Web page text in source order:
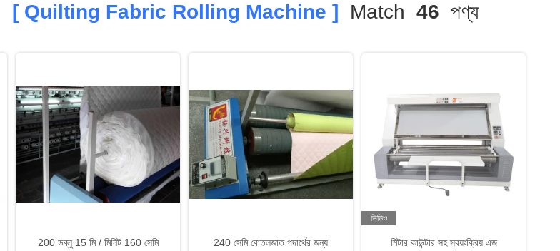
[ Quilting Fabric Rolling Machine ] Match 46 পণ্য
200 ডব্লু 15 মি / মিনিট 160 সেমি
240 সেমি বোতলজাত পদার্থের জন্য
ভিডিও
মিটার কাউন্টার সহ স্বয়ংক্রিয় এজ